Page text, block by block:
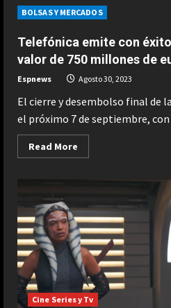
en
Wall
Dow
Jones:+0,11%;
S&P500:+0,38%;
Nasdaq:+0,54%
BOLSAS Y MERCADOS
Telefónica emite con
valor de 750 millones de
Espnews Agosto 30, 2023
El cierre y desembolso final de
el próximo 7 de septiembre, con
Read More
more
emite
éxito
un
híbrido
verde
por
valor
de
750
millones
de
euros
Cine Series y Tv